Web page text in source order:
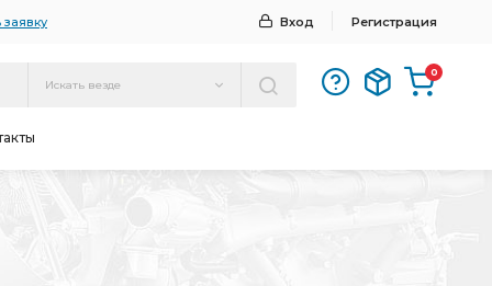
Вход Регистрация
Искать везде
0